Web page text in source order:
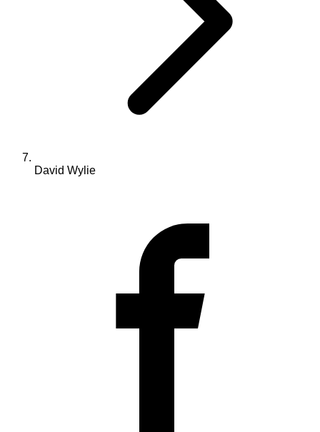
David Wylie